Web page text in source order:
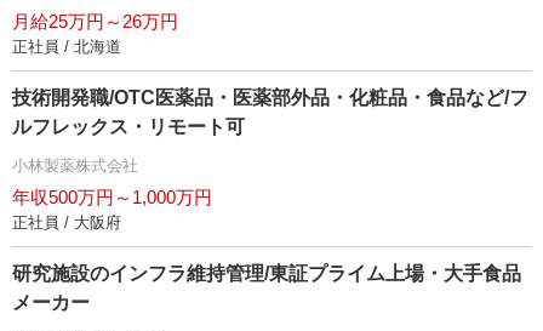
月給25万円～26万円
正社員 / 北海道
技術開発職/OTC医薬品・医薬部外品・化粧品・食品など/フ
ルフレックス・リモート可
小林製薬株式会社
年収500万円～1,000万円
正社員 / 大阪府
研究施設のインフラ維持管理/東証プライム上場・大手食品
メーカー